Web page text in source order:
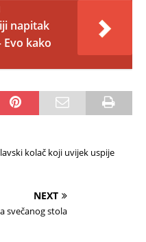
napitak
kako
kolač koji uvijek uspije
NEXT
svečanog stola